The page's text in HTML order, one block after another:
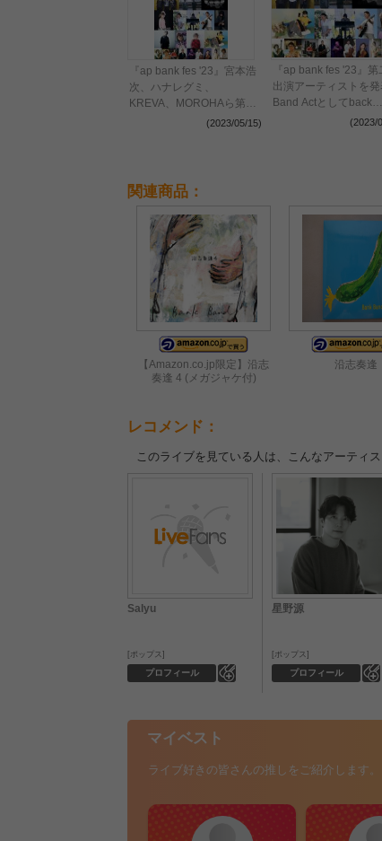
『ap bank fes '23』宮本浩
次、ハナレグミ、
KREVA、MOROHAら第三
弾出演アーティストを発表
(2023/05/15)
『ap bank fes '23』第
出演アーティストを
Band Actとしてback
number、
(2023/
関連商品：
【Amazon.co.jp限定】沿志
奏逢 4 (メガジャケ付)
沿志奏逢
レコメンド：
このライブを見ている人は、こんなアーティス
Salyu
プロフィール
ポップス
星野源
プロフィール
ポップス
マイベスト
ライブ好きの皆さんの推しをご紹介します。